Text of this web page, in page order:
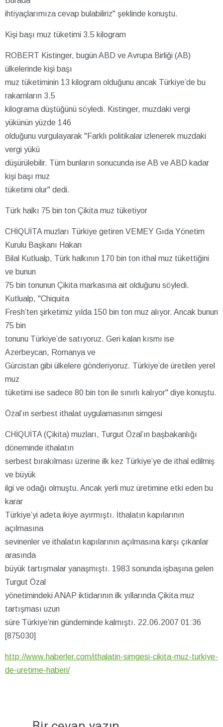
ihtiyaçlarımıza cevap bulabiliriz" şeklinde konuştu.
Kişi başı muz tüketimi 3.5 kilogram
ROBERT Kistinger, bugün ABD ve Avrupa Birliği (AB)
ülkelerinde kişi başı
muz tüketiminin 13 kilogram olduğunu ancak Türkiye’de bu
rakamların 3.5
kilograma düştüğünü söyledi. Kistinger, muzdaki vergi
yükünün yüzde 146
olduğunu vurgulayarak "Farklı politikalar izlenerek muzdaki
vergi yükü
düşürülebilir. Tüm bunların sonucunda ise AB ve ABD kadar
kişi başı muz
tüketimi olur" dedi.
Türk halkı 75 bin ton Çikita muz tüketiyor
CHİQUİTA muzları Türkiye getiren VEMEY Gıda Yönetim
Kurulu Başkanı Hakan
Bilal Kutlualp, Türk halkının 170 bin ton ithal muz tükettiğini
ve bunun
75 bin tonunun Çikita markasına ait olduğunu söyledi.
Kutlualp, "Chiquita
Fresh’ten şirketimiz yılda 150 bin ton muz alıyor. Ancak bunun
75 bin
tonunu Türkiye’de satıyoruz. Geri kalan kısmı ise
Azerbeycan, Romanya ve
Gürcistan gibi ülkelere gönderiyoruz. Türkiye’de üretilen yerel
muz
tüketimi ise sadece 80 bin ton ile sınırlı kalıyor" diye konuştu.
Özal’ın serbest ithalat uygulamasının simgesi
CHİQUİTA (Çikita) muzları, Turgut Özal’ın başbakanlığı
döneminde ithalatın
serbest bırakılması üzerine ilk kez Türkiye’ye de ithal edilmiş
ve büyük
ilgi ve odağı olmuştu. Ancak yerli muz üretimine etki eden bu
karar
Türkiye’yi adeta ikiye ayırmıştı. İthalatın kapılarının
açılmasına
sevinenler ve ithalatın kapılarının açılmasına karşı çıkanlar
arasında
büyük tartışmalar yanaşmıştı. 1983 sonunda işbaşına gelen
Turgut Özal
yönetimindeki ANAP iktidarının ilk yıllarında Çikita muz
tartışması uzun
süre Türkiye’nin gündeminde kalmıştı. 22.06.2007 01:36
[875030]
http://www.haberler.com/ithalatin-simgesi-cikita-muz-turkiye-
de-uretime-haberi/